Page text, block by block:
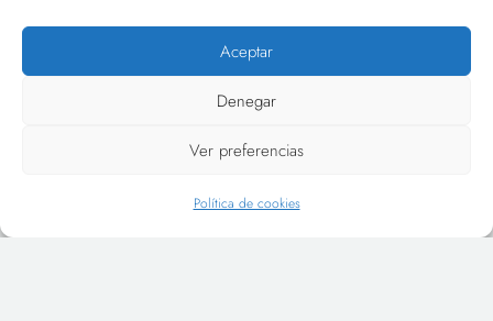
Aceptar
Denegar
Ver preferencias
Política de cookies